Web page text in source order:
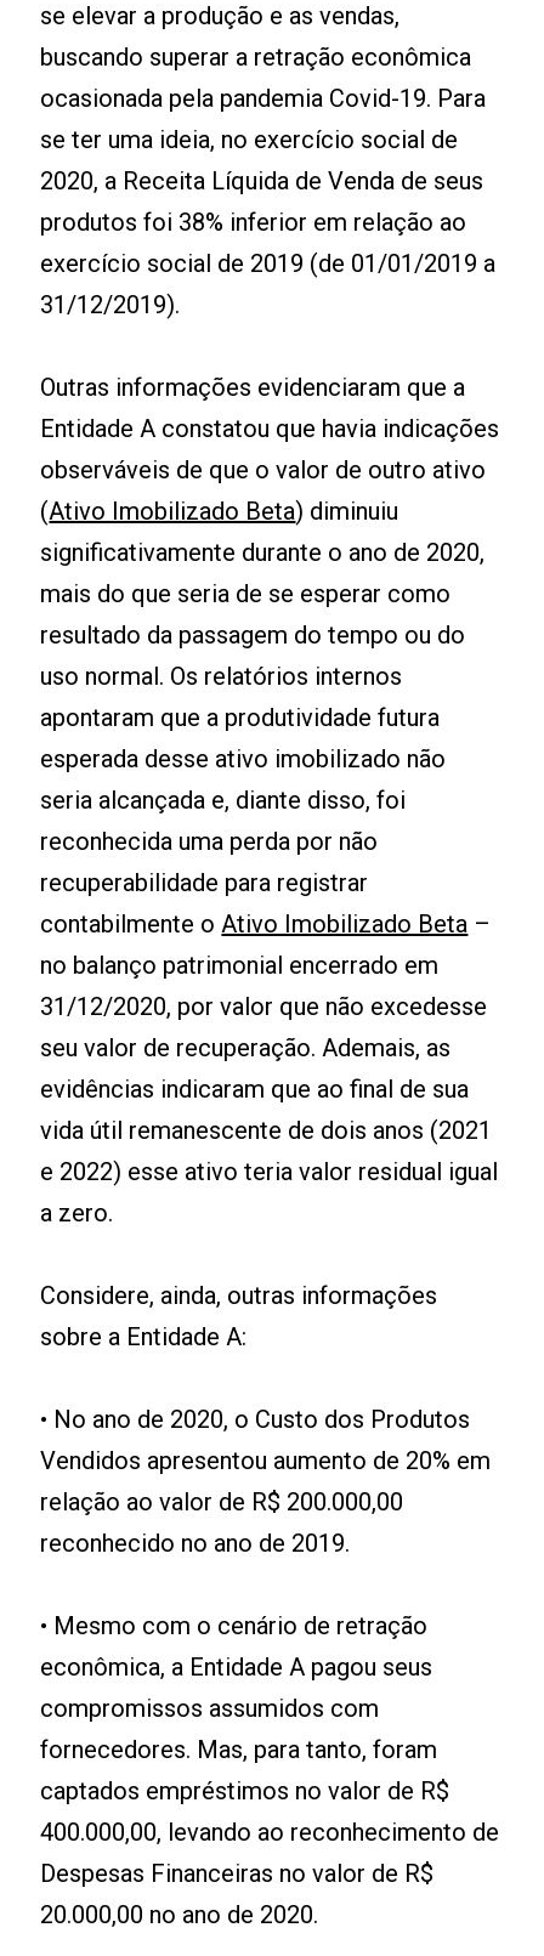
se elevar a produção e as vendas,
buscando superar a retração econômica
ocasionada pela pandemia Covid-19. Para
se ter uma ideia, no exercício social de
2020, a Receita Líquida de Venda de seus
produtos foi 38% inferior em relação ao
exercício social de 2019 (de 01/01/2019 a
31/12/2019).
Outras informações evidenciaram que a
Entidade A constatou que havia indicações
observáveis de que o valor de outro ativo
(Ativo Imobilizado Beta) diminuiu
significativamente durante o ano de 2020,
mais do que seria de se esperar como
resultado da passagem do tempo ou do
uso normal. Os relatórios internos
apontaram que a produtividade futura
esperada desse ativo imobilizado não
seria alcançada e, diante disso, foi
reconhecida uma perda por não
recuperabilidade para registrar
contabilmente oAtivo Imobilizado Beta –
no balanço patrimonial encerrado em
31/12/2020, por valor que não excedesse
seu valor de recuperação. Ademais, as
evidências indicaram que ao final de sua
vida útil remanescente de dois anos (2021
e 2022) esse ativo teria valor residual igual
a zero.
Considere, ainda, outras informações
sobre a Entidade A:
• No ano de 2020, o Custo dos Produtos
Vendidos apresentou aumento de 20% em
relação ao valor de R$ 200.000,00
reconhecido no ano de 2019.
• Mesmo com o cenário de retração
econômica, a Entidade A pagou seus
compromissos assumidos com
fornecedores. Mas, para tanto, foram
captados empréstimos no valor de R$
400.000,00, levando ao reconhecimento de
Despesas Financeiras no valor de R$
20.000,00 no ano de 2020.